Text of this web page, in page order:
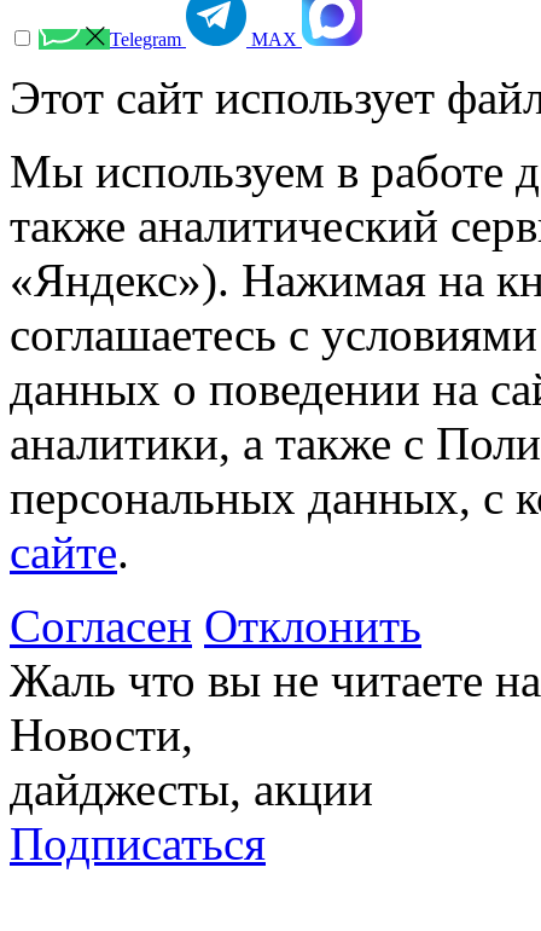
Telegram МАХ
Этот сайт использует
Мы используем в работе
также аналитический
«Яндекс»). Нажимая на
соглашаетесь с
данных о поведении на
аналитики, а также с
персональных данных, с
сайте.
Согласен Отклонить
Жаль что вы не читаете
Новости,
дайджесты, акции
Подписаться